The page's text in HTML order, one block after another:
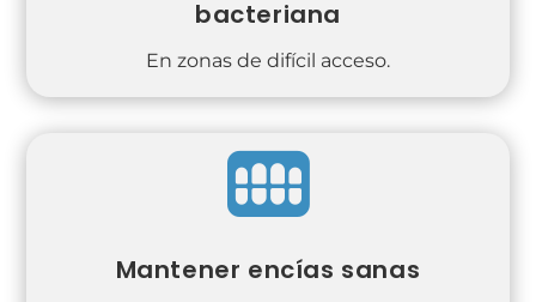
bacteriana
En zonas de difícil acceso.

Mantener encías sanas